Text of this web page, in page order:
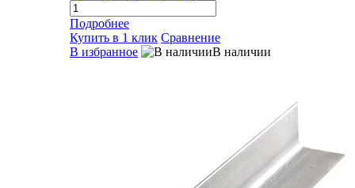
Подробнее
Купить в 1 клик Сравнение
В избранное
В наличии